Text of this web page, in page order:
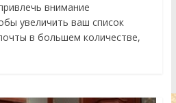
внимание
увеличить ваш список
в большем количестве,